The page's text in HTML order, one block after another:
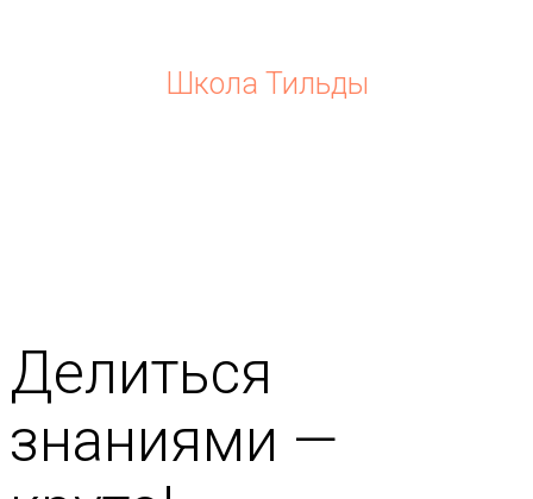
Школа Тильды
Делиться
знаниями —